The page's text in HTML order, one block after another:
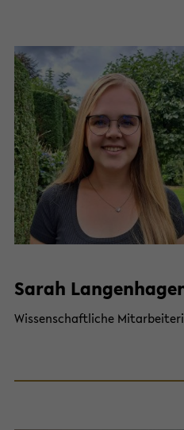
Sarah
Wis­sen­schaft­li­che